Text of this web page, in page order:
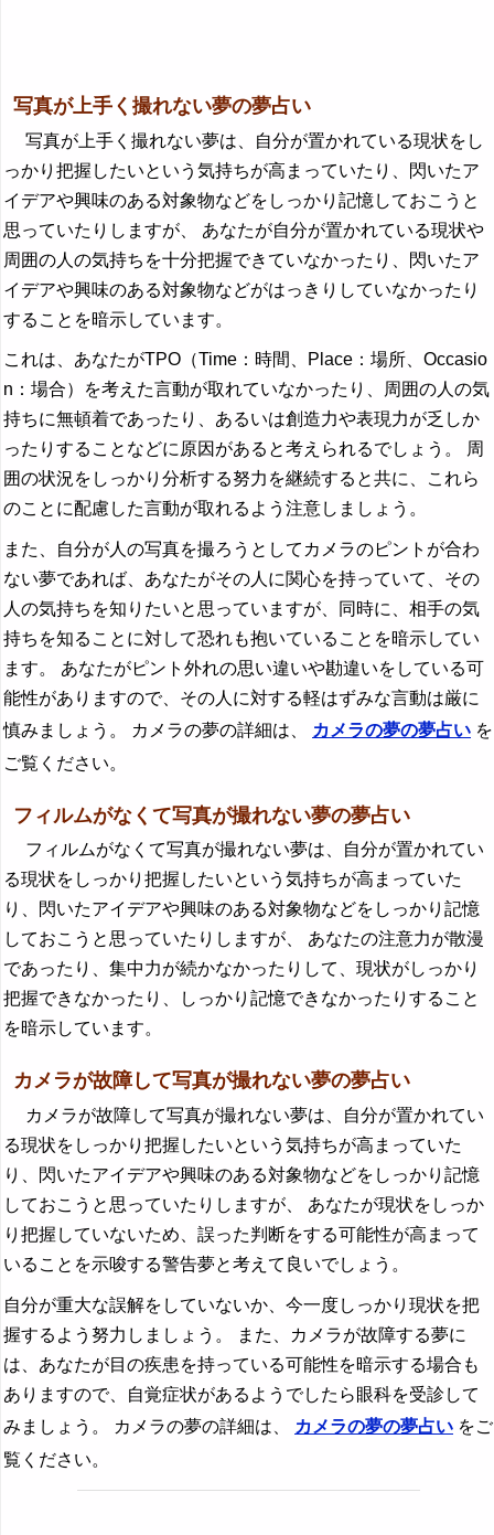
写真が上手く撮れない夢の夢占い
写真が上手く撮れない夢は、自分が置かれている現状をし
っかり把握したいという気持ちが高まっていたり、閃いたア
イデアや興味のある対象物などをしっかり記憶しておこうと
思っていたりしますが、 あなたが自分が置かれている現状や
周囲の人の気持ちを十分把握できていなかったり、閃いたア
イデアや興味のある対象物などがはっきりしていなかったり
することを暗示しています。
これは、あなたがTPO（Time：時間、Place：場所、Occasio
n：場合）を考えた言動が取れていなかったり、周囲の人の気
持ちに無頓着であったり、あるいは創造力や表現力が乏しか
ったりすることなどに原因があると考えられるでしょう。 周
囲の状況をしっかり分析する努力を継続すると共に、これら
のことに配慮した言動が取れるよう注意しましょう。
また、自分が人の写真を撮ろうとしてカメラのピントが合わ
ない夢であれば、あなたがその人に関心を持っていて、その
人の気持ちを知りたいと思っていますが、同時に、相手の気
持ちを知ることに対して恐れも抱いていることを暗示してい
ます。 あなたがピント外れの思い違いや勘違いをしている可
能性がありますので、その人に対する軽はずみな言動は厳に
慎みましょう。 カメラの夢の詳細は、
カメラの夢の夢占い を
ご覧ください。
フィルムがなくて写真が撮れない夢の夢占い
フィルムがなくて写真が撮れない夢は、自分が置かれてい
る現状をしっかり把握したいという気持ちが高まっていた
り、閃いたアイデアや興味のある対象物などをしっかり記憶
しておこうと思っていたりしますが、 あなたの注意力が散漫
であったり、集中力が続かなかったりして、現状がしっかり
把握できなかったり、しっかり記憶できなかったりすること
を暗示しています。
カメラが故障して写真が撮れない夢の夢占い
カメラが故障して写真が撮れない夢は、自分が置かれてい
る現状をしっかり把握したいという気持ちが高まっていた
り、閃いたアイデアや興味のある対象物などをしっかり記憶
しておこうと思っていたりしますが、 あなたが現状をしっか
り把握していないため、誤った判断をする可能性が高まって
いることを示唆する警告夢と考えて良いでしょう。
自分が重大な誤解をしていないか、今一度しっかり現状を把
握するよう努力しましょう。 また、カメラが故障する夢に
は、あなたが目の疾患を持っている可能性を暗示する場合も
ありますので、自覚症状があるようでしたら眼科を受診して
みましょう。 カメラの夢の詳細は、
カメラの夢の夢占い をご
覧ください。